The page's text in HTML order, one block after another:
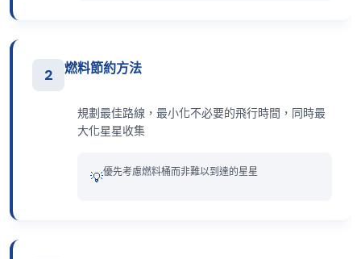
2 燃料節約方法
規劃最佳路線，最小化不必要的飛行時間，同時最
大化星星收集
💡優先考慮燃料桶而非難以到達的星星